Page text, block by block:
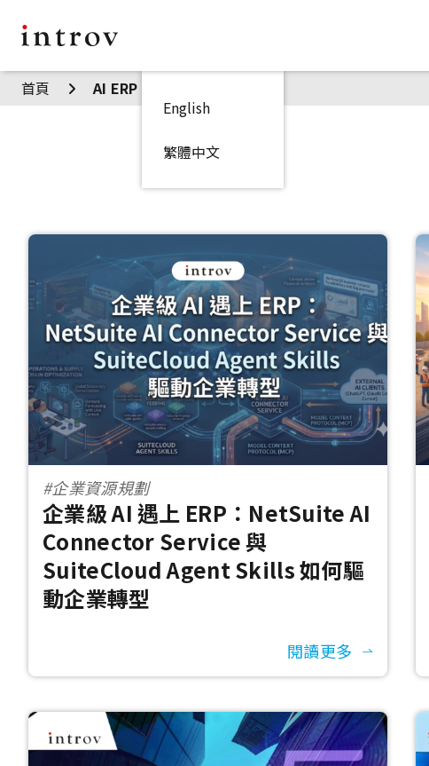
English
繁體中文
首頁 AI ERP 焦點見解
#企業資源規劃
企業級 AI 遇上 ERP：NetSuite AI
Connector Service 與
SuiteCloud Agent Skills 如何驅
動企業轉型
閱讀更多